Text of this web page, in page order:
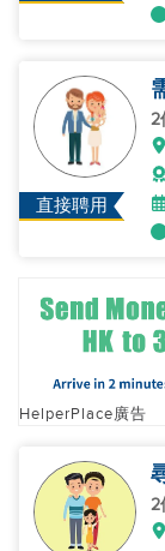
直接聘用
2
HelperPlace廣告
2